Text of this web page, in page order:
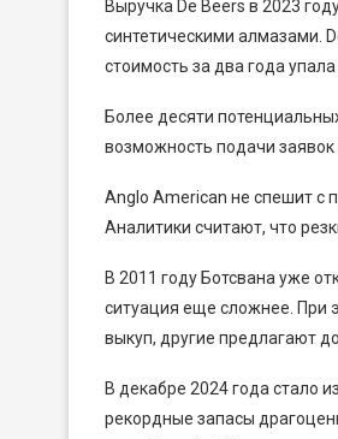
Выручка De Beers в 2023
синтетическими алмазами.
стоимость за два года
Более десяти
возможность подачи заявок
Anglo American не спешит с
Аналитики считают, что
В 2011 году Ботсвана уже
ситуация еще сложнее. При
выкуп, другие предлагают
В декабре 2024 года стало
рекордные запасы